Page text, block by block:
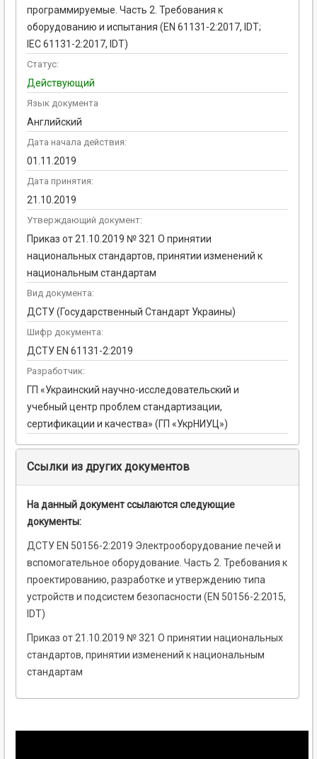
программируемые. Часть 2. Требования к
оборудованию и испытания (EN 61131-2:2017, IDT;
IEC 61131-2:2017, IDT)
Статус:
Действующий
Язык документа
Английский
Дата начала действия:
01.11.2019
Дата принятия:
21.10.2019
Утверждающий документ:
Приказ от 21.10.2019 № 321 О принятии
национальных стандартов, принятии изменений к
национальным стандартам
Вид документа:
ДСТУ (Государственный Стандарт Украины)
Шифр документа:
ДСТУ EN 61131-2:2019
Разработчик:
ГП «Украинский научно-исследовательский и
учебный центр проблем стандартизации,
сертификации и качества» (ГП «УкрНИУЦ»)
Ссылки из других документов
На данный документ ссылаются следующие
документы:
ДСТУ EN 50156-2:2019 Электрооборудование печей и
вспомогательное оборудование. Часть 2. Требования к
проектированию, разработке и утверждению типа
устройств и подсистем безопасности (EN 50156-2:2015,
IDT)
Приказ от 21.10.2019 № 321 О принятии национальных
стандартов, принятии изменений к национальным
стандартам